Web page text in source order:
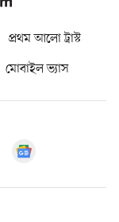
প্রথম আলো ট্রাস্ট
মোবাইল ভ্যাস